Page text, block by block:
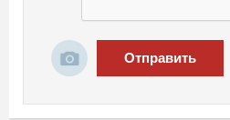
Отправить